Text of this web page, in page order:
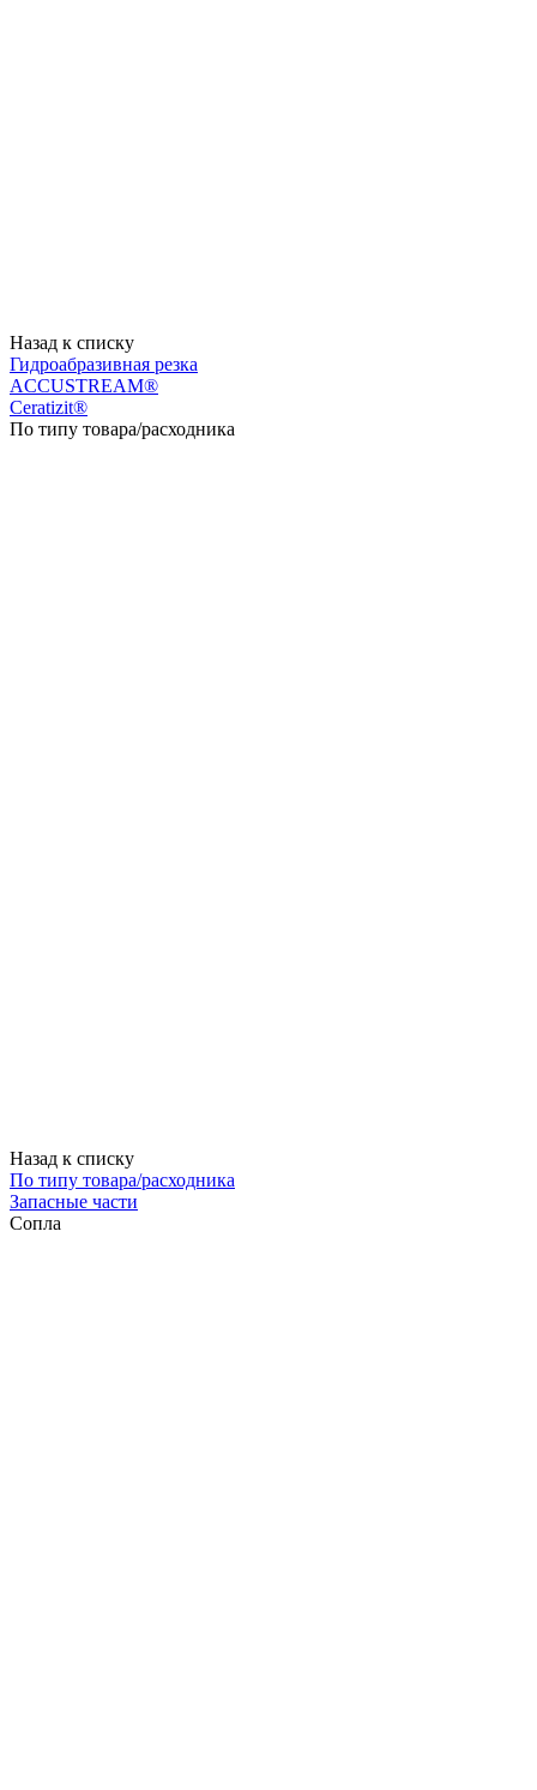
Назад к списку
Гидроабразивная резка
ACCUSTREAM®
Ceratizit®
По типу товара/расходника
Назад к списку
По типу товара/расходника
Запасные части
Сопла